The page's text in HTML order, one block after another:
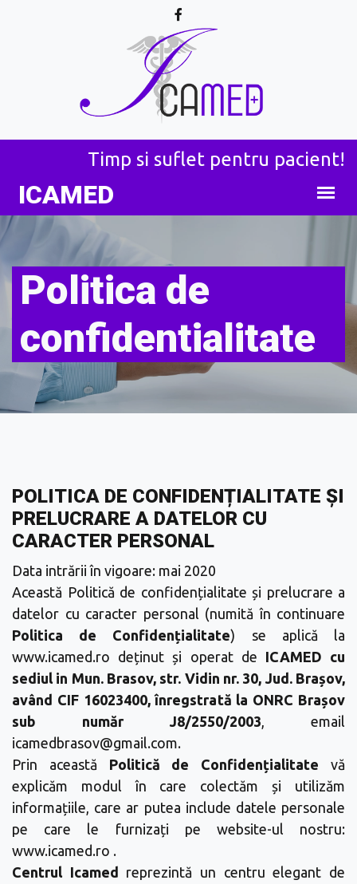
Timp si suflet pentru pacient!
ICAMED
Politica de
confidentialitate
POLITICA DE CONFIDENȚIALITATE ȘI
PRELUCRARE A DATELOR CU
CARACTER PERSONAL
Data intrării în vigoare: mai 2020
Această Politică de confidențialitate și prelucrare a
datelor cu caracter personal (numită în continuare
Politica de Confidențialitate) se aplică la
www.icamed.ro deținut și operat de ICAMED cu
sediul in Mun. Brasov, str. Vidin nr. 30, Jud. Brașov,
având CIF 16023400, înregstrată la ONRC Brașov
sub număr J8/2550/2003, email
icamedbrasov@gmail.com.
Prin această Politică de Confidențialitate vă
explicăm modul în care colectăm și utilizăm
informațiile, care ar putea include datele personale
pe care le furnizați pe website-ul nostru:
www.icamed.ro .
Centrul Icamed
reprezintă un centru elegant de